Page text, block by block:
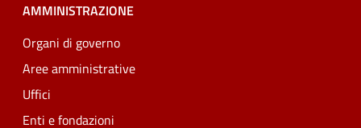
AMMINISTRAZIONE
Organi di governo
Aree amministrative
Uffici
Enti e fondazioni